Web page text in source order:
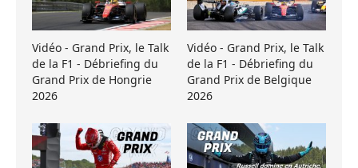
Vidéo - Grand Prix, le Talk
de la F1 - Débriefing du
Grand Prix de Hongrie
2026
Vidéo - Grand Prix, le Talk
de la F1 - Débriefing du
Grand Prix de Belgique
2026